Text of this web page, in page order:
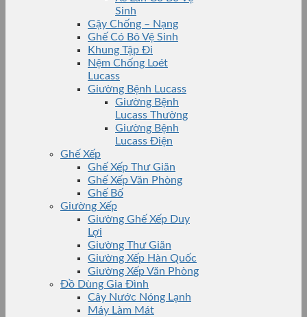
Sinh
Gậy Chống – Nạng
Ghế Có Bô Vệ Sinh
Khung Tập Đi
Nệm Chống Loét
Lucass
Giường Bệnh Lucass
Giường Bệnh
Lucass Thường
Giường Bệnh
Lucass Điện
Ghế Xếp
Ghế Xếp Thư Giãn
Ghế Xếp Văn Phòng
Ghế Bố
Giường Xếp
Giường Ghế Xếp Duy
Lợi
Giường Thư Giãn
Giường Xếp Hàn Quốc
Giường Xếp Văn Phòng
Đồ Dùng Gia Đình
Cây Nước Nóng Lạnh
Máy Làm Mát